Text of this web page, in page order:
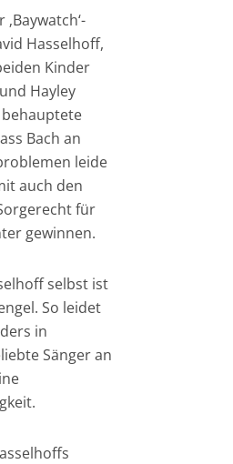
Hasselhoff,
Kinder
Hayley
Bach an
leide
auch den
für
gewinnen.
selbst ist
So leidet
in
Sänger an